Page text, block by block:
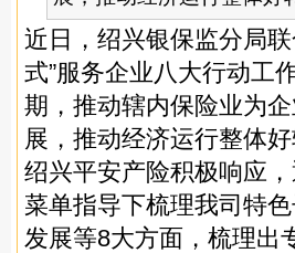
近日，绍兴银保监分局
式”服务企业八大行动工
期，推动辖内保险业为
展，推动经济运行整体好
绍兴平安产险积极响应
菜单指导下梳理我司特
发展等8大方面，梳理出